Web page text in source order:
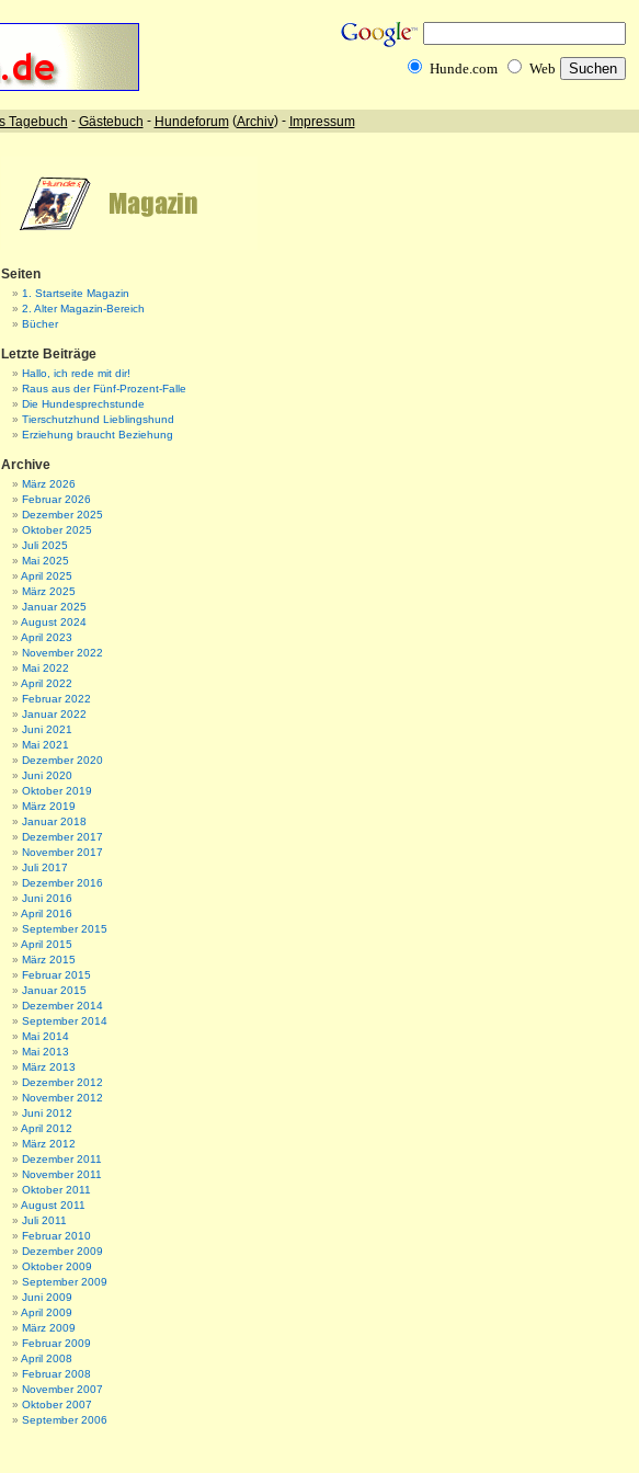
Seiten
1. Startseite Magazin
2. Alter Magazin-Bereich
Bücher
Letzte Beiträge
Hallo, ich rede mit dir!
Raus aus der Fünf-Prozent-Falle
Die Hundesprechstunde
Tierschutzhund Lieblingshund
Erziehung braucht Beziehung
Archive
März 2026
Februar 2026
Dezember 2025
Oktober 2025
Juli 2025
Mai 2025
April 2025
März 2025
Januar 2025
August 2024
April 2023
November 2022
Mai 2022
April 2022
Februar 2022
Januar 2022
Juni 2021
Mai 2021
Dezember 2020
Juni 2020
Oktober 2019
März 2019
Januar 2018
Dezember 2017
November 2017
Juli 2017
Dezember 2016
Juni 2016
April 2016
September 2015
April 2015
März 2015
Februar 2015
Januar 2015
Dezember 2014
September 2014
Mai 2014
Mai 2013
März 2013
Dezember 2012
November 2012
Juni 2012
April 2012
März 2012
Dezember 2011
November 2011
Oktober 2011
August 2011
Juli 2011
Februar 2010
Dezember 2009
Oktober 2009
September 2009
Juni 2009
April 2009
März 2009
Februar 2009
April 2008
Februar 2008
November 2007
Oktober 2007
September 2006